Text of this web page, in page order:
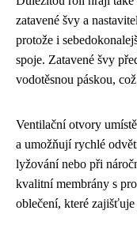
zatavené švy a
protože i
spoje. Zatavené švy
vodotěsnou páskou,
Ventilační otvory
a umožňují rychlé
lyžování nebo při
kvalitní membrány s
oblečení, které